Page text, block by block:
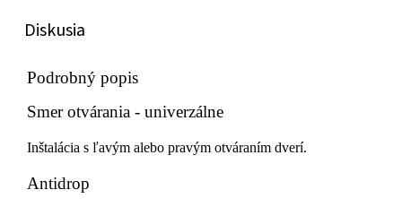
Diskusia
Podrobný popis
Smer otvárania - univerzálne
Inštalácia s ľavým alebo pravým otváraním dverí.
Antidrop